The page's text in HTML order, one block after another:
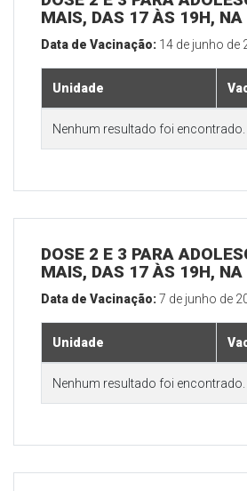
MAIS, DAS 17 ÀS 19H, NA
Data de Vacinação: 14 de junho de
Unidade
Nenhum resultado foi encontrado.
DOSE 2 E 3 PARA
MAIS, DAS 17 ÀS 19H, NA
Data de Vacinação:7 de junho de
Unidade
Nenhum resultado foi encontrado.